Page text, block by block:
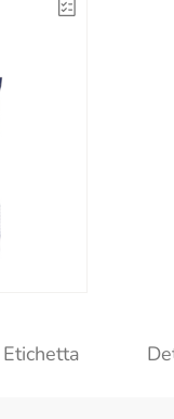
Etichetta